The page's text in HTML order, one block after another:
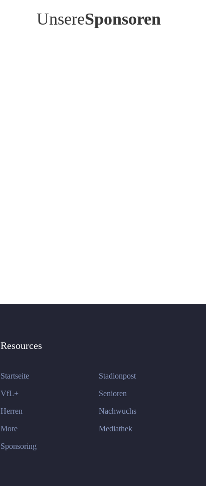
UnsereSponsoren
Resources
Startseite Stadionpost
VfL+ Senioren
Herren Nachwuchs
More Mediathek
Sponsoring